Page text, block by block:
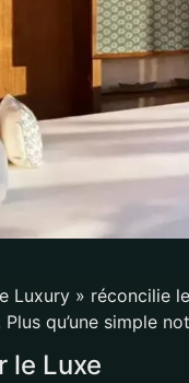
Luxury » réconcilie
Plus qu’une simple
le Luxe